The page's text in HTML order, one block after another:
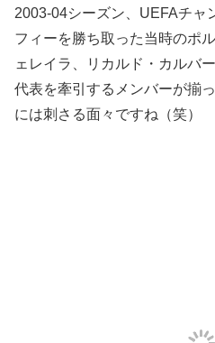
2003-04シーズン、UEFAチャ
フィーを勝ち取った当時のポ
ェレイラ、リカルド・カルバ
代表を牽引するメンバーが揃
には刺さる面々ですね（笑）